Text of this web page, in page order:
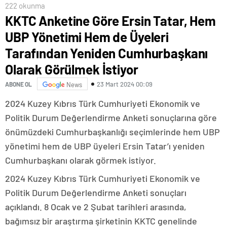
222 okunma
KKTC Anketine Göre Ersin Tatar, Hem
UBP Yönetimi Hem de Üyeleri
Tarafından Yeniden Cumhurbaşkanı
Olarak Görülmek İstiyor
ABONE OL News 23 Mart 2024 00:09
2024 Kuzey Kıbrıs Türk Cumhuriyeti Ekonomik ve
Politik Durum Değerlendirme Anketi sonuçlarına göre
önümüzdeki Cumhurbaşkanlığı seçimlerinde hem UBP
yönetimi hem de UBP üyeleri Ersin Tatar’ı yeniden
Cumhurbaşkanı olarak görmek istiyor.
2024 Kuzey Kıbrıs Türk Cumhuriyeti Ekonomik ve
Politik Durum Değerlendirme Anketi sonuçları
açıklandı. 8 Ocak ve 2 Şubat tarihleri arasında,
bağımsız bir araştırma şirketinin KKTC genelinde